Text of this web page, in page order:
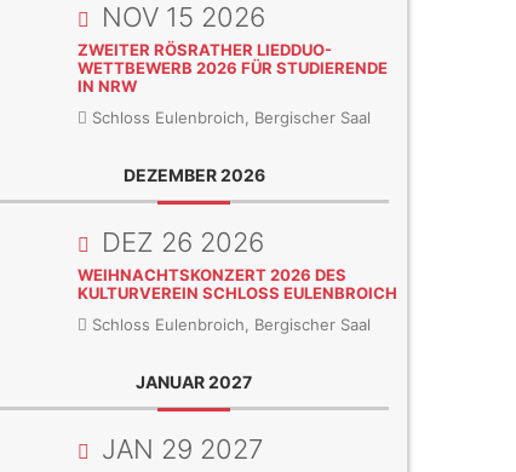
NOV 15 2026
ZWEITER RÖSRATHER LIEDDUO-
WETTBEWERB 2026 FÜR STUDIERENDE
IN NRW
Schloss Eulenbroich, Bergischer Saal
DEZEMBER 2026
DEZ 26 2026
WEIHNACHTSKONZERT 2026 DES
KULTURVEREIN SCHLOSS EULENBROICH
Schloss Eulenbroich, Bergischer Saal
JANUAR 2027
JAN 29 2027